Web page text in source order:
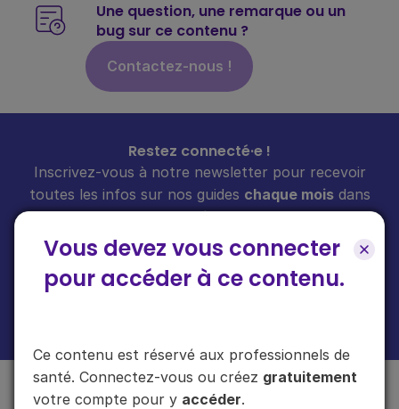
Vous devez vous connecter
pour accéder à ce contenu.
Ce contenu est réservé aux professionnels de
santé. Connectez-vous ou créez gratuitement
votre compte pour y accéder.
Une question, une remarque ou un
bug sur ce contenu ?
Contactez-nous !
Restez connecté·e !
Inscrivez-vous à notre newsletter pour recevoir
toutes les infos sur nos guides chaque moisdans
votre boîte mail.